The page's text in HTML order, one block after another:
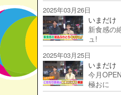
2025年03月26日
いまだけ
新食感の
ュ!
2025年03月25日
いまだけ
今月
極おに